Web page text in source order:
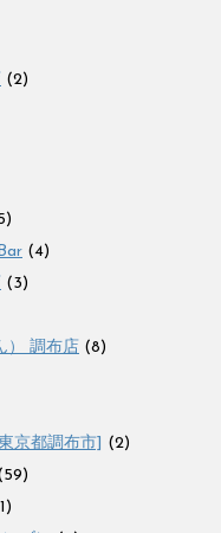
(2)
(4)
(3)
） 調布店 (8)
京都調布市]
(2)